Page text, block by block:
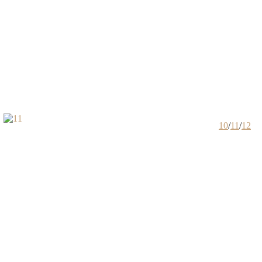
10/11/12